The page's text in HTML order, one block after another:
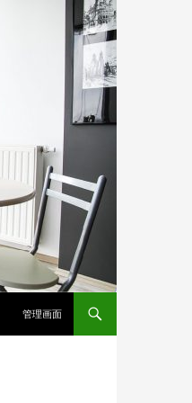
管理画面